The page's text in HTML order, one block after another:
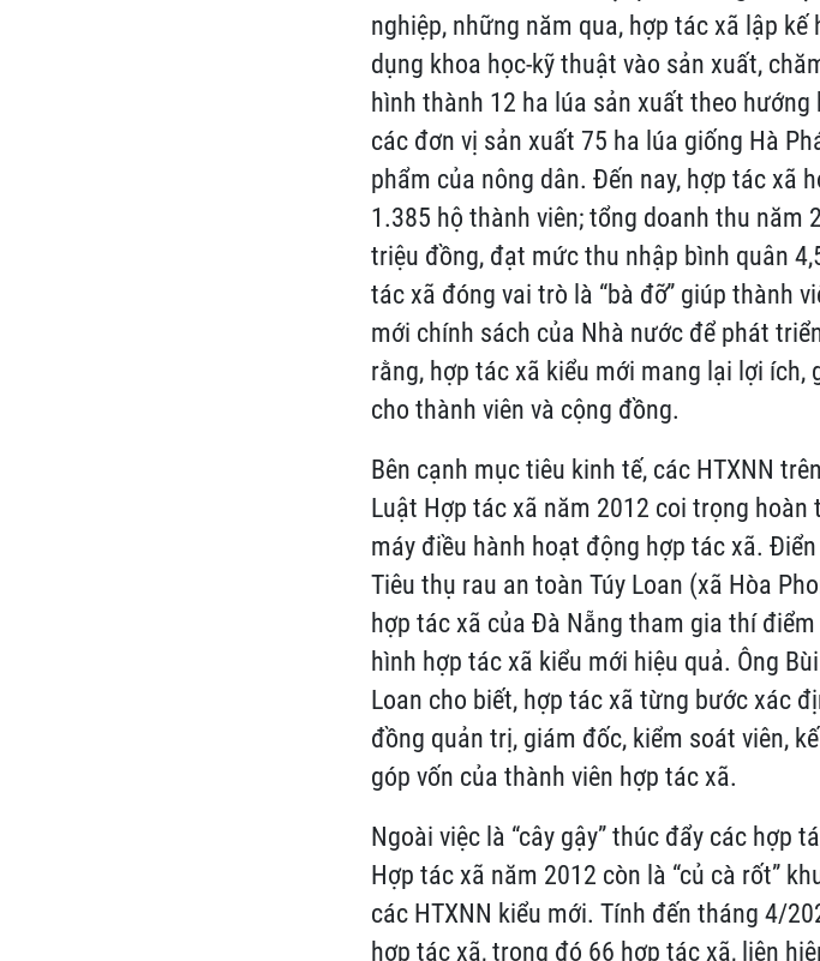
nghiệp, những năm qua, hợp tác xã lập
dụng khoa học-kỹ thuật vào sản xuất,
hình thành 12 ha lúa sản xuất theo
các đơn vị sản xuất 75 ha lúa giống Hà
phẩm của nông dân. Đến nay, hợp tác xã
1.385 hộ thành viên; tổng doanh thu năm
triệu đồng, đạt mức thu nhập bình quân
tác xã đóng vai trò là “bà đỡ” giúp thành
mới chính sách của Nhà nước để phát
rằng, hợp tác xã kiểu mới mang lại lợi ích,
cho thành viên và cộng đồng.
Bên cạnh mục tiêu kinh tế, các HTXNN
Luật Hợp tác xã năm 2012 coi trọng hoàn
máy điều hành hoạt động hợp tác xã.
Tiêu thụ rau an toàn Túy Loan (xã Hòa
hợp tác xã của Đà Nẵng tham gia thí
hình hợp tác xã kiểu mới hiệu quả. Ông
Loan cho biết, hợp tác xã từng bước xác
đồng quản trị, giám đốc, kiểm soát viên,
góp vốn của thành viên hợp tác xã.
Ngoài việc là “cây gậy” thúc đẩy các hợp
Hợp tác xã năm 2012 còn là “củ cà rốt”
các HTXNN kiểu mới. Tính đến tháng 4/
hợp tác xã, trong đó 66 hợp tác xã, liên